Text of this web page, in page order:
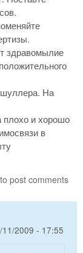
здравомылие
На
плохо и хорошо
в
to post comments
11/2009 - 17:55